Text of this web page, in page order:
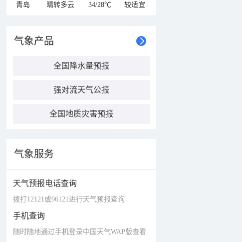
青岛 晴转多云 34/28℃ 较适宜
气象产品
全国降水量预报
强对流天气公报
全国地质灾害预报
气象服务
天气预报电话查询
拨打12121或96121进行天气预报查询
手机查询
随时随地通过手机登录中国天气WAP版查看